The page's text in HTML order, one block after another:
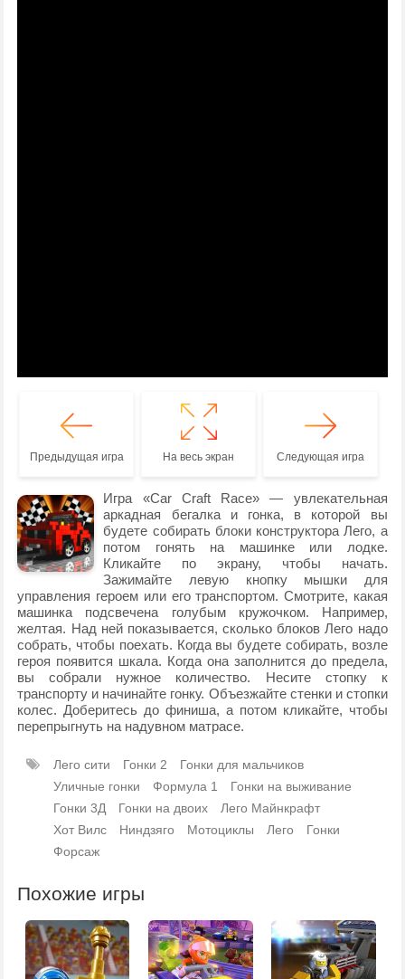
Предыдущая игра На весь экран Следующая игра
Игра «Car Craft Race» — увлекательная
аркадная бегалка и гонка, в которой вы
будете собирать блоки конструктора Лего, а
потом гонять на машинке или лодке.
Кликайте по экрану, чтобы начать.
Зажимайте левую кнопку мышки для
управления героем или его транспортом. Смотрите, какая
машинка подсвечена голубым кружочком. Например,
желтая. Над ней показывается, сколько блоков Лего надо
собрать, чтобы поехать. Когда вы будете собирать, возле
героя появится шкала. Когда она заполнится до предела,
вы собрали нужное количество. Несите стопку к
транспорту и начинайте гонку. Объезжайте стенки и стопки
колес. Доберитесь до финиша, а потом кликайте, чтобы
перепрыгнуть на надувном матрасе.
Лего сити Гонки 2
Гонки для мальчиков
Уличные гонки
Формула 1
Гонки на выживание
Гонки 3Д
Гонки на двоих
Лего Майнкрафт
Хот Вилс
Ниндзяго Мотоциклы Лего
Гонки
Форсаж
Похожие игры